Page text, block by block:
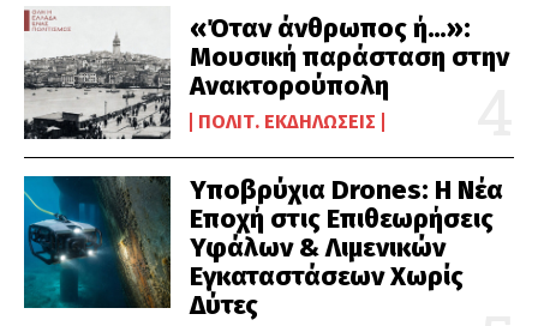
«Όταν άνθρωπος ή…»:
Μουσική παράσταση στην
Ανακτορούπολη
ΠΟΛΙΤ. ΕΚΔΗΛΏΣΕΙΣ
Υποβρύχια Drones: Η Νέα
Εποχή στις Επιθεωρήσεις
Υφάλων & Λιμενικών
Εγκαταστάσεων Χωρίς
Δύτες